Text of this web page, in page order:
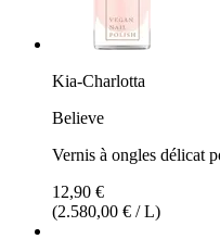
Kia-Charlotta
Believe
Vernis à ongles délicat
12,90 €
(2.580,00 € / L)